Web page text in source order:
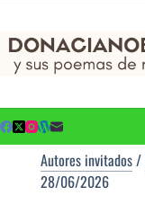
contenido
Autores invitados/
28/06/2026